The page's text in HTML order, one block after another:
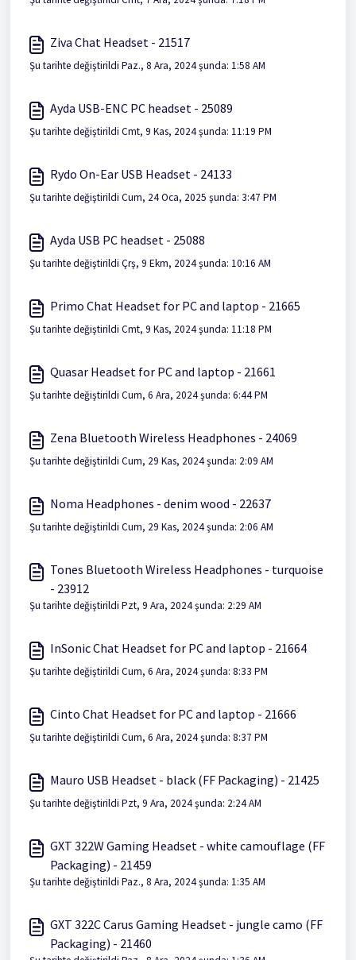
Ziva Chat Headset - 21517
Şu tarihte değiştirildi Paz., 8 Ara, 2024 şunda: 1:58 AM
Ayda USB-ENC PC headset - 25089
Şu tarihte değiştirildi Cmt, 9 Kas, 2024 şunda: 11:19 PM
Rydo On-Ear USB Headset - 24133
Şu tarihte değiştirildi Cum, 24 Oca, 2025 şunda: 3:47 PM
Ayda USB PC headset - 25088
Şu tarihte değiştirildi Çrş, 9 Ekm, 2024 şunda: 10:16 AM
Primo Chat Headset for PC and laptop - 21665
Şu tarihte değiştirildi Cmt, 9 Kas, 2024 şunda: 11:18 PM
Quasar Headset for PC and laptop - 21661
Şu tarihte değiştirildi Cum, 6 Ara, 2024 şunda: 6:44 PM
Zena Bluetooth Wireless Headphones - 24069
Şu tarihte değiştirildi Cum, 29 Kas, 2024 şunda: 2:09 AM
Noma Headphones - denim wood - 22637
Şu tarihte değiştirildi Cum, 29 Kas, 2024 şunda: 2:06 AM
Tones Bluetooth Wireless Headphones - turquoise
- 23912
Şu tarihte değiştirildi Pzt, 9 Ara, 2024 şunda: 2:29 AM
InSonic Chat Headset for PC and laptop - 21664
Şu tarihte değiştirildi Cum, 6 Ara, 2024 şunda: 8:33 PM
Cinto Chat Headset for PC and laptop - 21666
Şu tarihte değiştirildi Cum, 6 Ara, 2024 şunda: 8:37 PM
Mauro USB Headset - black (FF Packaging) - 21425
Şu tarihte değiştirildi Pzt, 9 Ara, 2024 şunda: 2:24 AM
GXT 322W Gaming Headset - white camouflage (FF
Packaging) - 21459
Şu tarihte değiştirildi Paz., 8 Ara, 2024 şunda: 1:35 AM
GXT 322C Carus Gaming Headset - jungle camo (FF
Packaging) - 21460